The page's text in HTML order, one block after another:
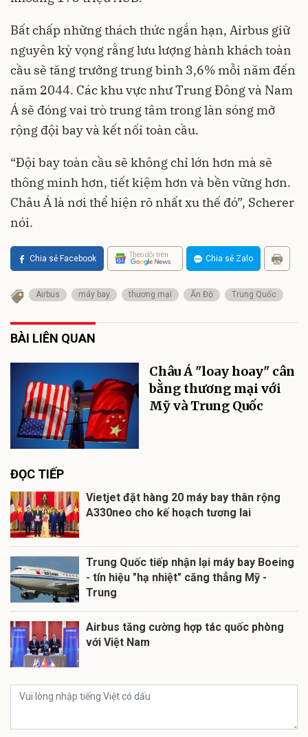
Bất chấp những thách thức ngắn hạn, Airbus giữ
nguyên kỳ vọng rằng lưu lượng hành khách toàn
cầu sẽ tăng trưởng trung bình 3,6% mỗi năm đến
năm 2044. Các khu vực như Trung Đông và Nam
Á sẽ đóng vai trò trung tâm trong làn sóng mở
rộng đội bay và kết nối toàn cầu.
“Đội bay toàn cầu sẽ không chỉ lớn hơn mà sẽ
thông minh hơn, tiết kiệm hơn và bền vững hơn.
Châu Á là nơi thể hiện rõ nhất xu thế đó”, Scherer
nói.
Chia sẻ Facebook Theo dõi trên Chia sẻ Zalo
Airbus máy bay thương mại Ấn Độ Trung Quốc
BÀI LIÊN QUAN
Châu Á "loay hoay" cân
bằng thương mại với
Mỹ và Trung Quốc
ĐỌC TIẾP
Vietjet đặt hàng 20 máy bay thân rộng
A330neo cho kế hoạch tương lai
Trung Quốc tiếp nhận lại máy bay Boeing
- tín hiệu "hạ nhiệt" căng thẳng Mỹ -
Trung
Airbus tăng cường hợp tác quốc phòng
với Việt Nam